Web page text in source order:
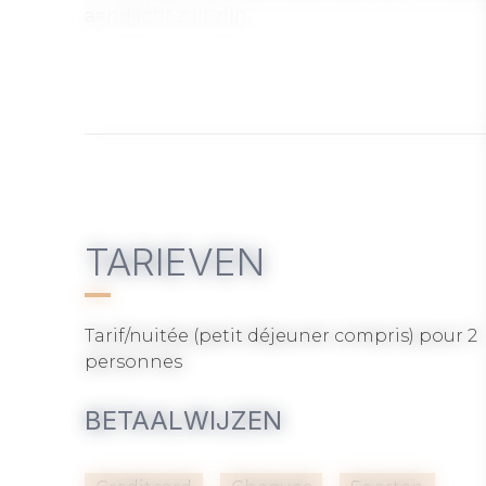
TARIEVEN
Tarif/nuitée (petit déjeuner compris) pour 2
personnes
BETAALWIJZEN